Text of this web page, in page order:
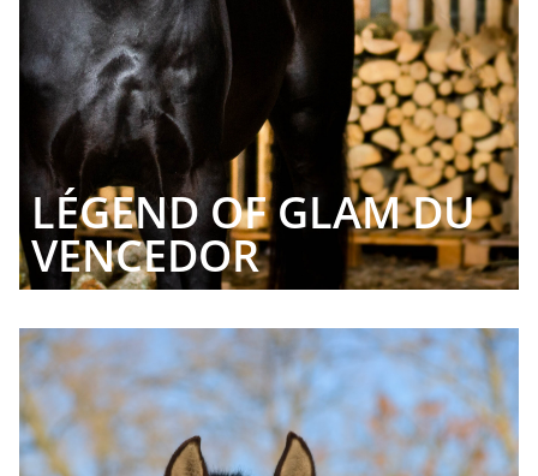
LÉGEND OF GLAM DU
VENCEDOR